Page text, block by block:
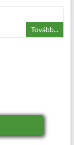
Tovább...